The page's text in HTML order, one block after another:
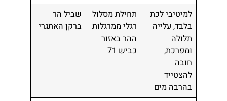
למיטיבי לכת
בלבד, עלייה
תלולה
ומפרכת,
חובה
להצטייד
בהרבה מים
תחילת מסלול
רגלי ממרגלות
ההר באזור
כביש 71
שביל הר
ברקן האתגרי